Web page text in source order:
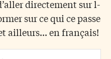
directement sur l-
sur ce qui ce passe
ailleurs... en français!